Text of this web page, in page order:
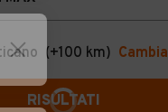
(+100 km) Cambia
RISULTATI